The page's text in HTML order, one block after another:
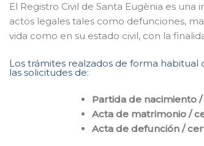
El Registro Civil de Santa Eugènia es
actos legales tales como defunciones,
vida como en su estado civil, con la
Los trámites realzados de forma habitual
las solicitudes de:
Partida de nacimiento
Acta de matrimonio /
Acta de defunción /